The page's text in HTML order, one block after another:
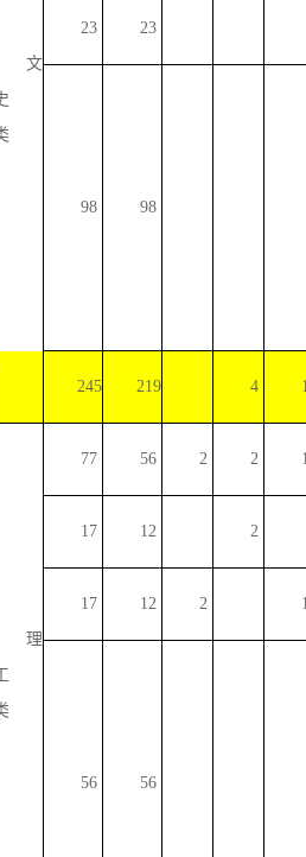
文
23 23
98 98
245 219 4
理
77 56 2 2
17 12 2
17 12 2
56 56